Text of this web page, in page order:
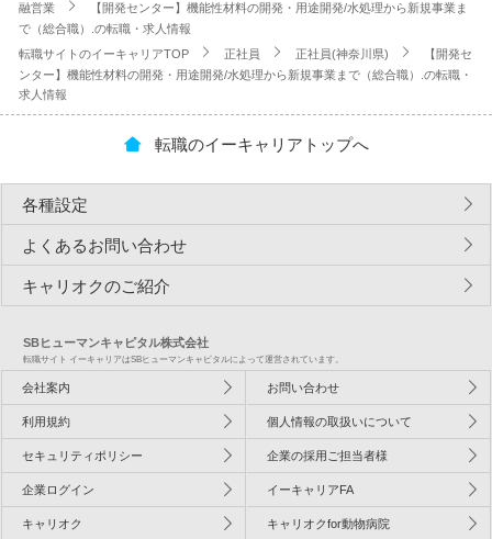
融営業
【開発センター】機能性材料の開発・用途開発/水処理から新規事業ま
で（総合職）.の転職・求人情報
転職サイトのイーキャリアTOP
正社員 正社員(神奈川県)
【開発セ
ンター】機能性材料の開発・用途開発/水処理から新規事業まで（総合職）.の転職・
求人情報
転職のイーキャリアトップへ
各種設定
よくあるお問い合わせ
キャリオクのご紹介
SBヒューマンキャピタル株式会社
転職サイト イーキャリアはSBヒューマンキャピタルによって運営されています。
会社案内 お問い合わせ
利用規約 個人情報の取扱いについて
セキュリティポリシー 企業の採用ご担当者様
企業ログイン イーキャリアFA
キャリオク キャリオクfor動物病院